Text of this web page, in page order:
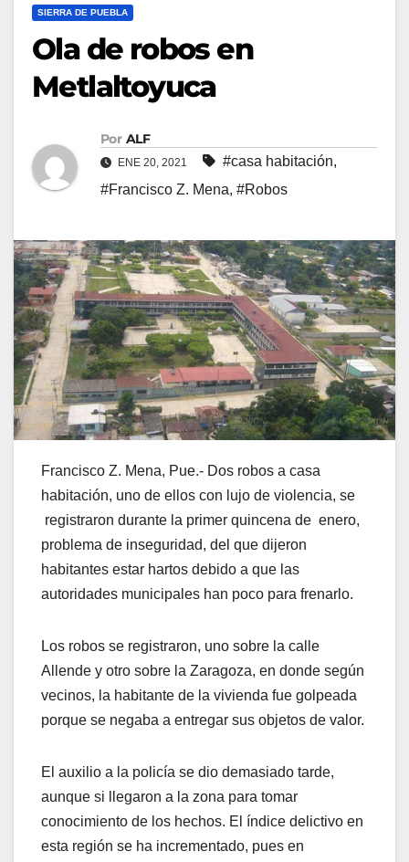
SIERRA DE PUEBLA
Ola de robos en
Metlaltoyuca
Por ALF
ENE 20, 2021 #casa habitación,
#Francisco Z. Mena, #Robos
Francisco Z. Mena, Pue.- Dos robos a casa
habitación, uno de ellos con lujo de violencia, se
registraron durante la primer quincena de enero,
problema de inseguridad, del que dijeron
habitantes estar hartos debido a que las
autoridades municipales han poco para frenarlo.
Los robos se registraron, uno sobre la calle
Allende y otro sobre la Zaragoza, en donde según
vecinos, la habitante de la vivienda fue golpeada
porque se negaba a entregar sus objetos de valor.
El auxilio a la policía se dio demasiado tarde,
aunque si llegaron a la zona para tomar
conocimiento de los hechos. El índice delictivo en
esta región se ha incrementado, pues en